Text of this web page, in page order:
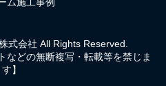
会社 All Rights Reserved.
などの無断複写・転載等を禁じま
す】